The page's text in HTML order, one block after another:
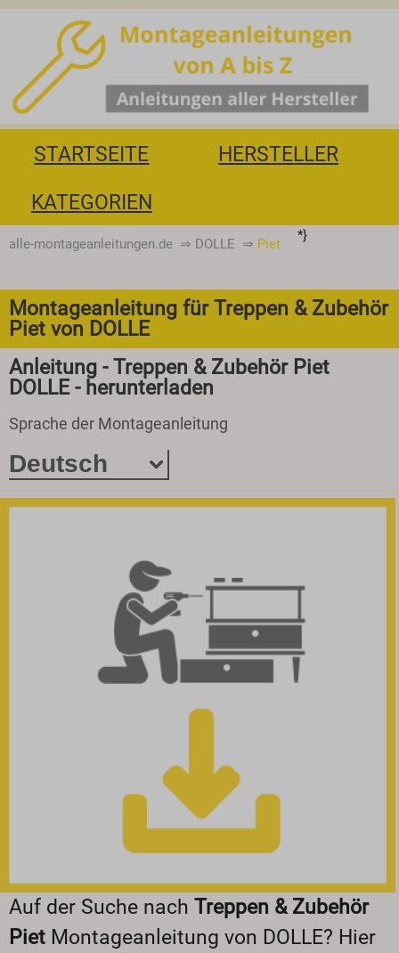
STARTSEITE
HERSTELLER
KATEGORIEN
alle-montageanleitungen.de ⇒ DOLLE ⇒ Piet
Montageanleitung für Treppen & Zubehör
Piet von DOLLE
Anleitung - Treppen & Zubehör Piet
DOLLE - herunterladen
Sprache der Montageanleitung
Auf der Suche nach Treppen & Zubehör
Piet Montageanleitung von DOLLE? Hier
*}